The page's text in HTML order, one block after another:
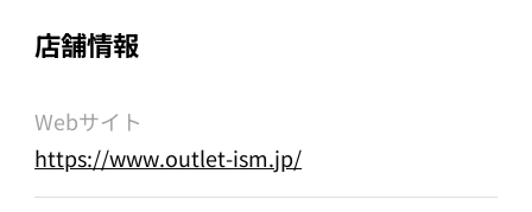
店舗情報
Webサイト
https://www.outlet-ism.jp/